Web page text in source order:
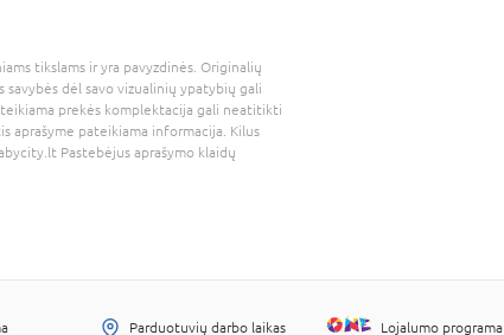
tikslams ir yra pavyzdinės. Originalių
dėl savo vizualinių ypatybių gali
prekės komplektacija gali neatitikti
aprašyme pateikiama informacija. Kilus
Pastebėjus aprašymo klaidų
Parduotuvių darbo laikas Lojalumo programa